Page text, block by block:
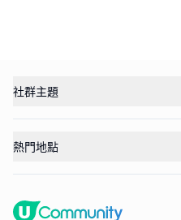
社群主題
熱門地點